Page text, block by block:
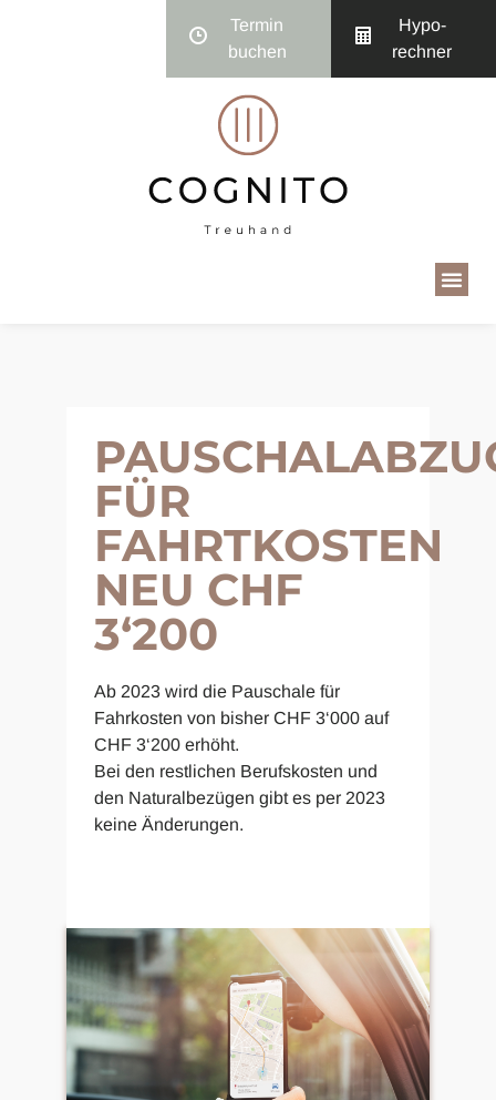
Termin
buchen
Hypo­
rechner
FÜR
FAHRTKOSTEN
NEU CHF
3‘200
Ab 2023 wird die Pauschale für
Fahrkosten von bisher CHF 3‘000 auf
CHF 3‘200 erhöht.
Bei den restlichen Berufskosten und
den Naturalbezügen gibt es per 2023
keine Änderungen.